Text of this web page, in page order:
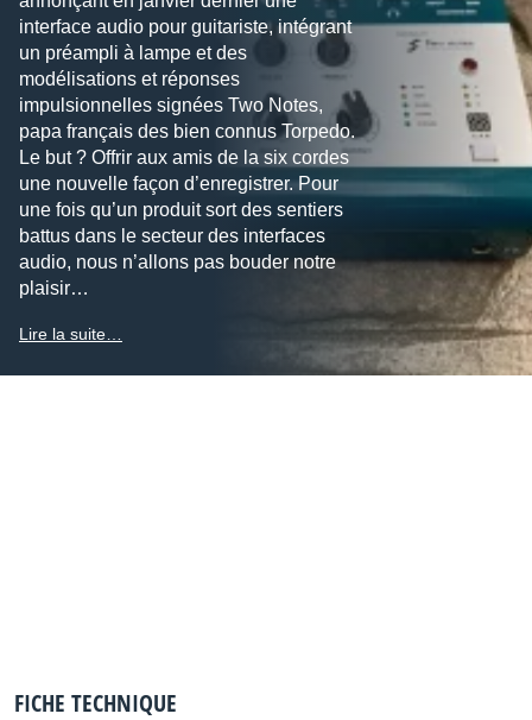
interface audio pour guitariste, intégrant
un préampli à lampe et des
modélisations et réponses
impulsionnelles signées Two Notes,
papa français des bien connus Torpedo.
Le but ? Offrir aux amis de la six cordes
une nouvelle façon d’enregistrer. Pour
une fois qu’un produit sort des sentiers
battus dans le secteur des interfaces
audio, nous n’allons pas bouder notre
plaisir…
Lire la suite…
FICHE TECHNIQUE